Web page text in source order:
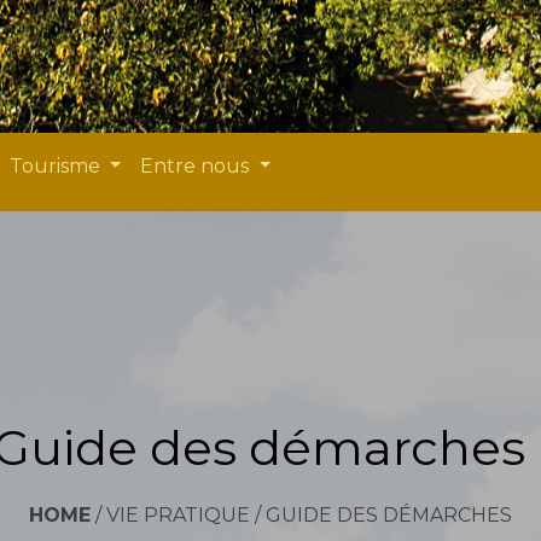
Tourisme Entre nous
des démarches
HOME /VIE PRATIQUE / GUIDE DES DÉMARCHES